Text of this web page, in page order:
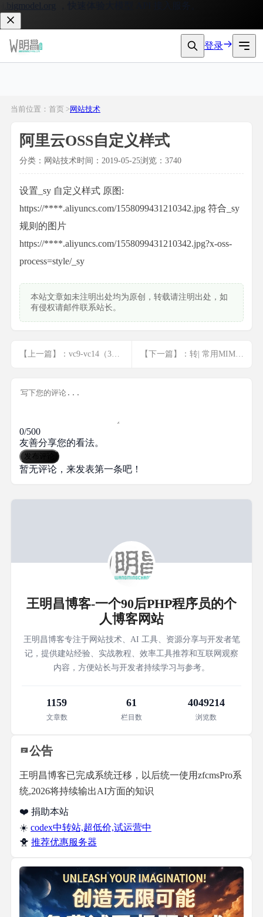
登录
当前位置：首页 >网站技术
阿里云OSS自定义样式
分类：网站技术时间：2019-05-25浏览：3740
设置_sy 自定义样式 原图:
https://****.aliyuncs.com/1558099431210342.jpg 符合_sy
规则的图片
https://****.aliyuncs.com/1558099431210342.jpg?x-oss-
process=style/_sy
本站文章如未注明出处均为原创，转载请注明出处，如
有侵权请邮件联系站长。
【上一篇】：vc9-vc14（32+64位）运行库合集 【下一篇】：转| 常用MIME类型
0/500
友善分享您的看法。
发布评论
暂无评论，来发表第一条吧！
王明昌博客-一个90后PHP程序员的个
人博客网站
王明昌博客专注于网站技术、AI 工具、资源分享与开发者笔
记，提供建站经验、实战教程、效率工具推荐和互联网观察
内容，方便站长与开发者持续学习与参考。
1159
文章数
61
栏目数
4049214
浏览数
公告
王明昌博客已完成系统迁移，以后统一使用zfcmsPro系
统,2026将持续输出AI方面的知识
❤️ 捐助本站
☀️ codex中转站,超低价,试运营中
🐥 推荐优惠服务器